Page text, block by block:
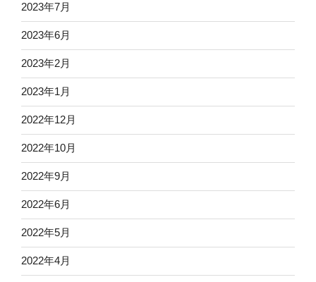
2023年7月
2023年6月
2023年2月
2023年1月
2022年12月
2022年10月
2022年9月
2022年6月
2022年5月
2022年4月